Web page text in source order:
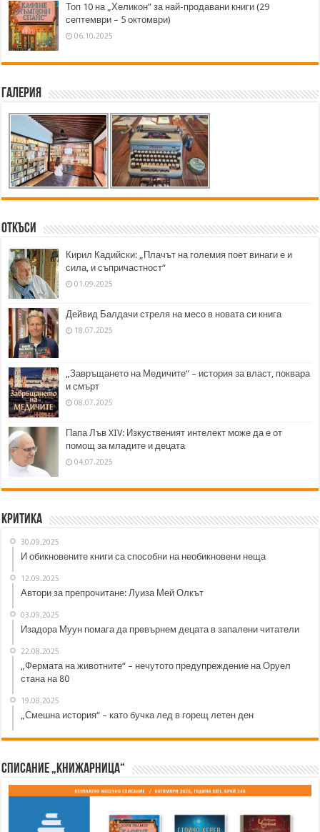
Топ 10 на „Хеликон” за най-продавани книги (29
септември – 5 октомври)
06.10.2025
Галерия
Откъси
Кирил Кадийски: „Плачът на големия поет винаги е и
сила, и съпричастност“
01.09.2025
Дейвид Балдачи стреля на месо в новата си книга
18.07.2025
„Завръщането на Медичите“ – история за власт, поквара
и смърт
08.07.2025
Папа Лъв XIV: Изкуственият интелект може да е от
помощ за младите и децата
04.07.2025
Критика
30.09.2025
И обикновените книги са способни на необикновени неща
12.09.2025
Автори за препрочитане: Луиза Мей Олкът
03.09.2025
Изадора Муун помага да превърнем децата в запалени читатели
22.08.2025
„Фермата на животните“ – нечутото предупреждение на Оруел
стана на 80
19.08.2025
„Смешна история“ – като бучка лед в горещ летен ден
Списание „Книжарница“